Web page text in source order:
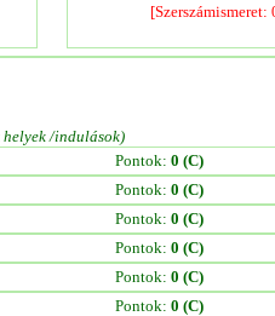
helyek /indulások)
Pontok: 0 (C)
Pontok: 0 (C)
Pontok: 0 (C)
Pontok: 0 (C)
Pontok: 0 (C)
Pontok: 0 (C)